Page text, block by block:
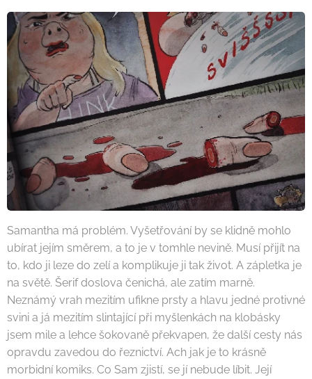
Samantha má problém. Vyšetřování by se klidně mohlo
ubírat jejím směrem, a to je v tomhle nevině. Musí přijít na
to, kdo ji leze do zelí a komplikuje ji tak život. A zápletka je
na světě. Šerif doslova čenichá, ale zatím marně.
Neznámý vrah mezitím ufikne prsty a hlavu jedné protivné
svini a já mezitím slintající při myšlenkách na klobásky
jsem mile a lehce šokovaně překvapen, že další cesty nás
opravdu zavedou do řeznictví. Ach jak je to krásně
morbidní komiks. Co Sam zjistí, se jí nebude líbit. Její